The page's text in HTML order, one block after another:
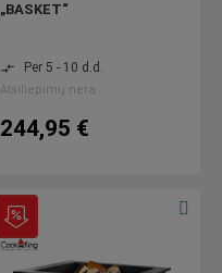
„BASKET“
compare_arrows Per 5 - 10 d.d.
Atsiliepimų nėra
244,95 €